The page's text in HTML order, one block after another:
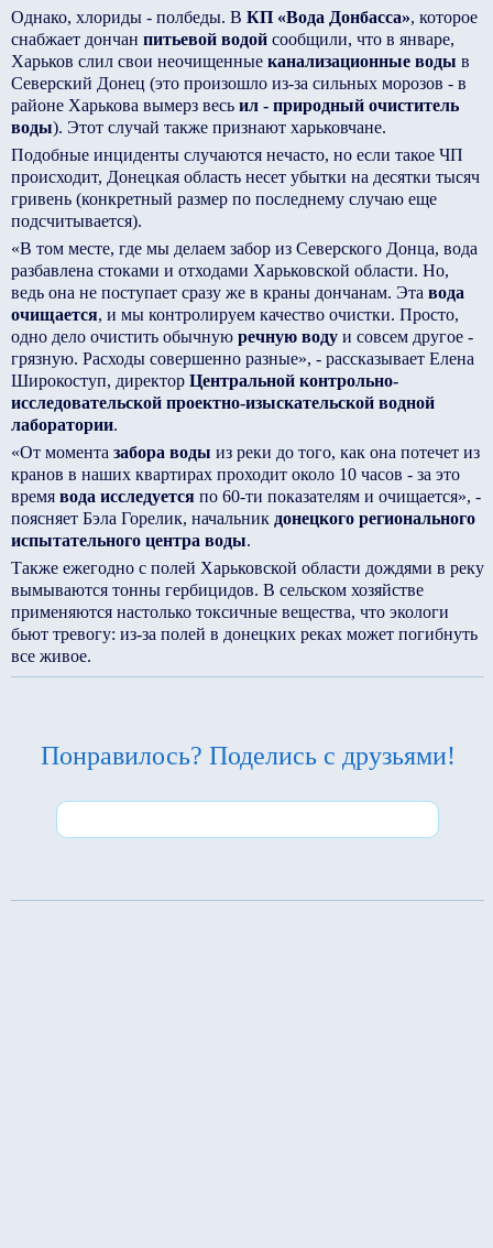
Однако, хлориды - полбеды. В КП «Вода Донбасса», которое
снабжает дончан питьевой водой сообщили, что в январе,
Харьков слил свои неочищенные канализационные воды в
Северский Донец (это произошло из-за сильных морозов - в
районе Харькова вымерз весь ил - природный очиститель
воды). Этот случай также признают харьковчане.
Подобные инциденты случаются нечасто, но если такое ЧП
происходит, Донецкая область несет убытки на десятки тысяч
гривень (конкретный размер по последнему случаю еще
подсчитывается).
«В том месте, где мы делаем забор из Северского Донца, вода
разбавлена стоками и отходами Харьковской области. Но,
ведь она не поступает сразу же в краны дончанам. Эта вода
очищается, и мы контролируем качество очистки. Просто,
одно дело очистить обычную речную воду и совсем другое -
грязную. Расходы совершенно разные», - рассказывает Елена
Широкоступ, директор Центральной контрольно-
исследовательской проектно-изыскательской водной
лаборатории.
«От момента забора воды из реки до того, как она потечет из
кранов в наших квартирах проходит около 10 часов - за это
время вода исследуется по 60-ти показателям и очищается», -
поясняет Бэла Горелик, начальник донецкого регионального
испытательного центра воды.
Также ежегодно с полей Харьковской области дождями в реку
вымываются тонны гербицидов. В сельском хозяйстве
применяются настолько токсичные вещества, что экологи
бьют тревогу: из-за полей в донецких реках может погибнуть
все живое.
Понравилось? Поделись с друзьями!